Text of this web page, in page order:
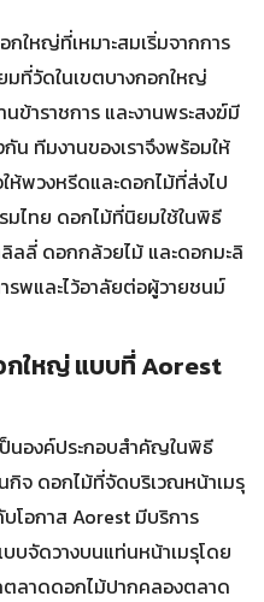
ใหญ่ที่เหมาะสมเริ่มจากการ
ยมที่วัดในเขตบางกอกใหญ่
ข้าราชการ และงานพระสงฆ์มี
น ทีมงานของเราจึงพร้อมให้
ห้พวงหรีดและดอกไม้ที่ส่งไป
มไทย ดอกไม้ที่นิยมใช้ในพิธี
ลี่ ดอกกล้วยไม้ และดอกมะลิ
รพและไว้อาลัยต่อผู้วายชนม์
กใหญ่ แบบที่ Aorest
นองค์ประกอบสำคัญในพิธี
จ ดอกไม้ที่จัดบริเวณหน้าเมรุ
โอกาส Aorest มีบริการ
บจัดวางบนแท่นหน้าเมรุโดย
ลาดดอกไม้ปากคลองตลาด